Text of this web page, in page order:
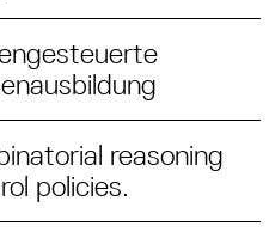
reasoning
policies.